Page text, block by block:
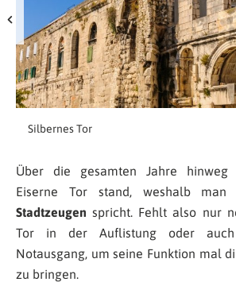
Silbernes Tor
Über die gesamten Jahre
Eiserne Tor stand, weshalb
Stadtzeugen spricht. Fehlt also nur
Tor in der Auflistung oder auch
Notausgang, um seine Funktion mal
zu bringen.